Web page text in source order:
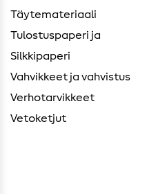
Täytemateriaali
Tulostuspaperi ja
Silkkipaperi
Vahvikkeet ja vahvistus
Verhotarvikkeet
Vetoketjut